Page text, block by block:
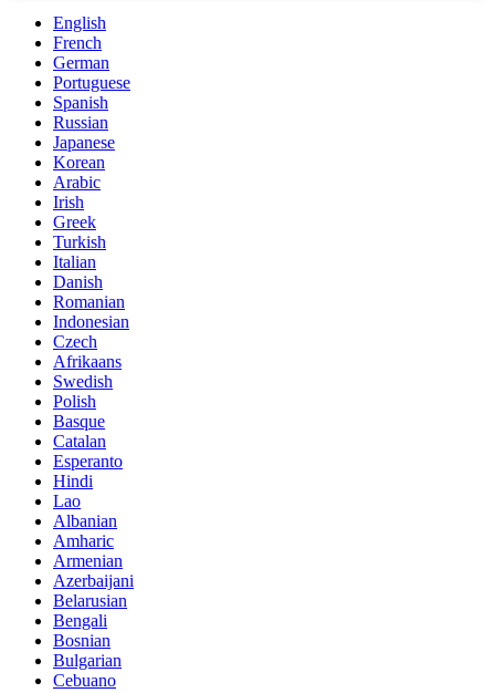
English
French
German
Portuguese
Spanish
Russian
Japanese
Korean
Arabic
Irish
Greek
Turkish
Italian
Danish
Romanian
Indonesian
Czech
Afrikaans
Swedish
Polish
Basque
Catalan
Esperanto
Hindi
Lao
Albanian
Amharic
Armenian
Azerbaijani
Belarusian
Bengali
Bosnian
Bulgarian
Cebuano